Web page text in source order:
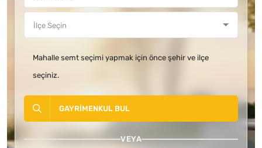
Mahalle semt seçimi yapmak için önce şehir ve ilçe
seçiniz.
GAYRIMENKUL BUL
VEYA